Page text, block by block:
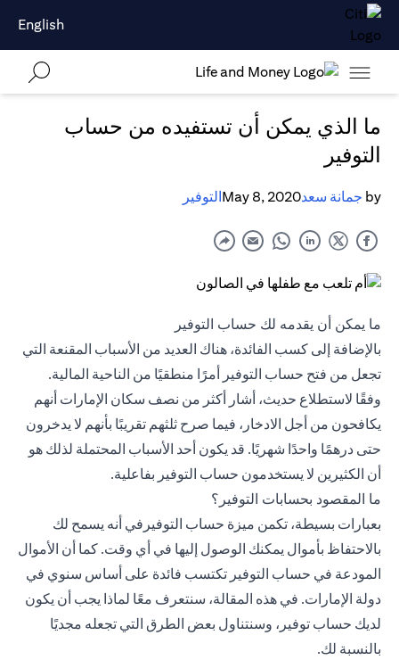
English
ما الذي يمكن أن تستفيده من حساب
التوفير
by جمانة سعدMay 8, 2020التوفير
ما يمكن أن يقدمه لك حساب التوفير
بالإضافة إلى كسب الفائدة، هناك العديد من الأسباب المقنعة التي
تجعل من فتح حساب التوفير أمرًا منطقيًا من الناحية المالية.
وفقًا لاستطلاع حديث، أشار أكثر من نصف سكان الإمارات أنهم
يكافحون من أجل الادخار، فيما صرح ثلثهم تقريبًا بأنهم لا يدخرون
حتى درهمًا واحدًا شهريًا. قد يكون أحد الأسباب المحتملة لذلك هو
أن الكثيرين لا يستخدمون حساب التوفير بفاعلية.
ما المقصود بحسابات التوفير؟
بعبارات بسيطة، تكمن ميزة حساب التوفيرفي أنه يسمح لك
بالاحتفاظ بأموال يمكنك الوصول إليها في أي وقت. كما أن الأموال
المودعة في حساب التوفير تكتسب فائدة على أساس سنوي في
دولة الإمارات. في هذه المقالة، سنتعرف معًا لماذا يجب أن يكون
لديك حساب توفير، وسنتناول بعض الطرق التي تجعله مجديًا
بالنسبة لك.